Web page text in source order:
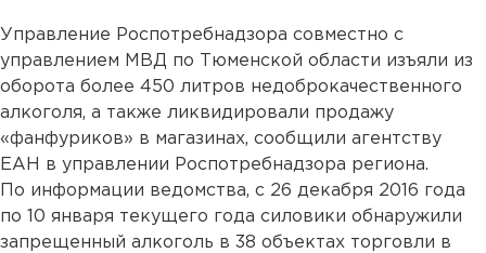
Управление Роспотребнадзора совместно с
управлением МВД по Тюменской области изъяли из
оборота более 450 литров недоброкачественного
алкоголя, а также ликвидировали продажу
«фанфуриков» в магазинах, сообщили агентству
ЕАН в управлении Роспотребнадзора региона.
По информации ведомства, с 26 декабря 2016 года
по 10 января текущего года силовики обнаружили
запрещенный алкоголь в 38 объектах торговли в